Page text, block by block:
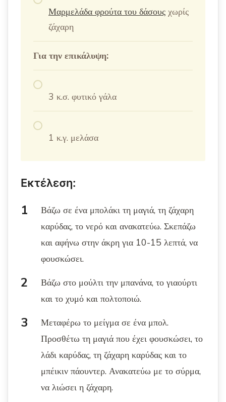
Μαρμελάδα φρούτα του δάσους χωρίς
ζάχαρη
Για την επικάλυψη:
3 κ.σ. φυτικό γάλα
1 κ.γ. μελάσα
Εκτέλεση:
Βάζω σε ένα μπολάκι τη μαγιά, τη ζάχαρη
καρύδας, το νερό και ανακατεύω. Σκεπάζω
και αφήνω στην άκρη για 10-15 λεπτά, να
φουσκώσει.
Βάζω στο μούλτι την μπανάνα, το γιαούρτι
και το χυμό και πολτοποιώ.
Μεταφέρω το μείγμα σε ένα μπολ.
Προσθέτω τη μαγιά που έχει φουσκώσει, το
λάδι καρύδας, τη ζάχαρη καρύδας και το
μπέικιν πάουντερ. Ανακατεύω με το σύρμα,
να λιώσει η ζάχαρη.